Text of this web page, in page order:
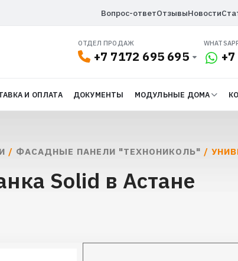
Вопрос-ответОтзывыНовости
ОТДЕЛ ПРОДАЖ
+7 7172 695 695
И ОПЛАТА ДОКУМЕНТЫ МОДУЛЬНЫЕ ДОМА
/ ФАСАДНЫЕ ПАНЕЛИ "ТЕХНОНИКОЛЬ" /
Solid в Астане